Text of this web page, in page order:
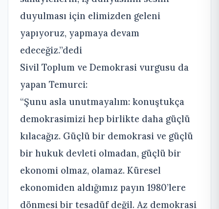
duyulması için elimizden geleni
yapıyoruz, yapmaya devam
edeceğiz.”dedi
Sivil Toplum ve Demokrasi vurgusu da
yapan Temurci:
“Şunu asla unutmayalım: konuştukça
demokrasimizi hep birlikte daha güçlü
kılacağız. Güçlü bir demokrasi ve güçlü
bir hukuk devleti olmadan, güçlü bir
ekonomi olmaz, olamaz. Küresel
ekonomiden aldığımız payın 1980’lere
dönmesi bir tesadüf değil. Az demokrasi